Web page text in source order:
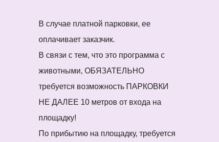
В случае платной парковки, ее
оплачивает заказчик.
В связи с тем, что это программа с
животными, ОБЯЗАТЕЛЬНО
требуется возможность ПАРКОВКИ
НЕ ДАЛЕЕ 10 метров от входа на
площадку!
По прибытию на площадку, требуется